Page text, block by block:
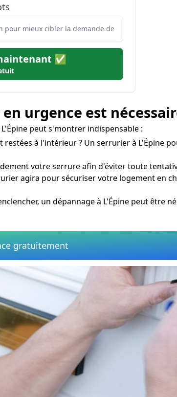
✅
urgence est
peut s'montrer indispensable :
à l'intérieur ? Un serrurier à L'Épine
votre serrure afin d'éviter toute
agira pour sécuriser votre logement en
un dépannage à L'Épine peut être
gratuitement